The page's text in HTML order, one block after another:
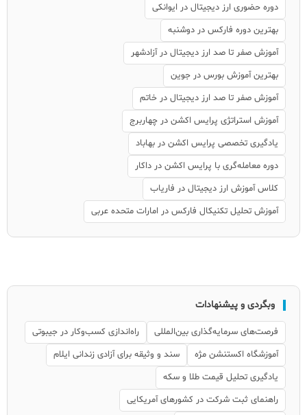
دوره حضوری ارز دیجیتال در ایوانکی
بهترین دوره فارکس در دوشنبه
آموزش صفر تا صد ارز دیجیتال در آزادشهر
بهترین آموزش بورس در جوین
آموزش صفر تا صد ارز دیجیتال در خاتم
آموزش استراتژی پرایس اکشن در چهاربرج
یادگیری تخصصی پرایس اکشن در بهاباد
دوره معامله‌گری با پرایس اکشن در داکار
کلاس آموزش ارز دیجیتال در فاریاب
آموزش تحلیل تکنیکال فارکس در امارات متحده عربی
وبگردی و پیشنهادات
فرصت‌های سرمایه‌گذاری بین‌المللی
راه‌اندازی کسب‌وکار در جیبوتی
آموزشگاه اکستنشن مژه
سند و وثیقه برای آزادی زندانی ایلام
یادگیری تحلیل قیمت طلا و سکه
راهنمای ثبت شرکت در کشورهای آمریکایی